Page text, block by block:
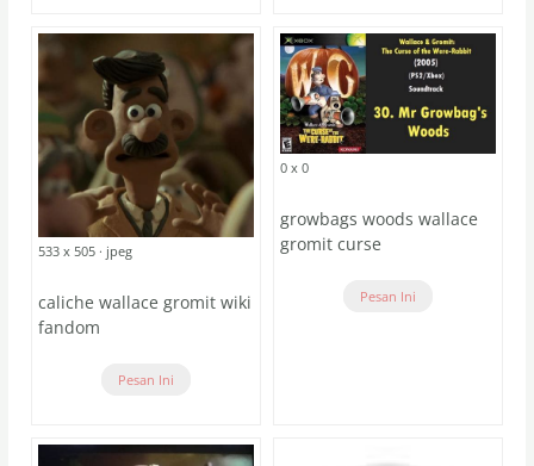
533 x 505 · jpeg
caliche wallace gromit wiki
fandom
Pesan Ini
0 x 0
growbags woods wallace
gromit curse
Pesan Ini